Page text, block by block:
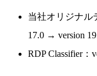
当社オリジナル
17.0 → version
RDP Classifier：